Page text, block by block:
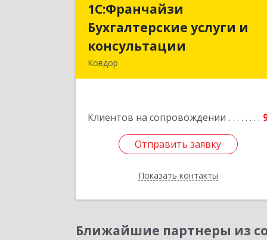
1С:Франчайзи
Бухгалтерские услуги и
консультации
Ковдор
Клиентов на сопровождении
Отправить заявку
Показать контакты
1С:Франчайзи
Бухгалтерские услуги и
консультации
Отправить заявку
Назад
Ближайшие партнеры из